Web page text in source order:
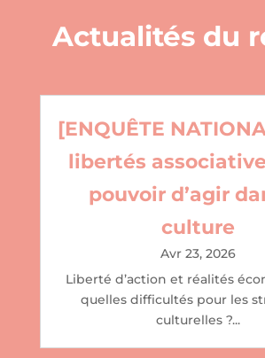
Actualités du
[ENQUÊTE
libertés
pouvoir d’agir
culture
Avr 23, 2026
Liberté d’action et réalités
quelles difficultés pour les
culturelles ?...